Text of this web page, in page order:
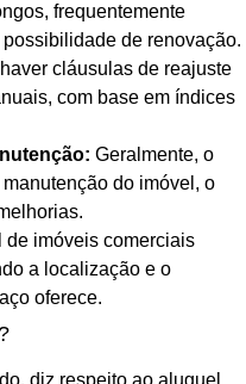
frequentemente
de renovação.
cláusulas de reajuste
com base em índices
Geralmente, o
do imóvel, o
de imóveis comerciais
a localização e o
oferece.